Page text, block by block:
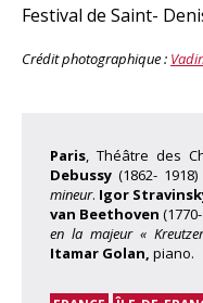
Festival de Saint-
Crédit photographique :
Paris, Théâtre des
Debussy (1862- 1918)
mineur. Igor
van Beethoven
en la majeur «
Itamar Golan, piano.